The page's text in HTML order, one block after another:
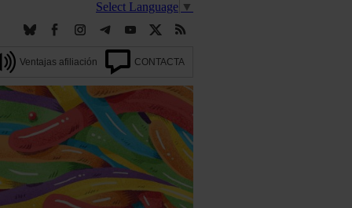
Select Language ▼
Ventajas afiliación CONTACTA